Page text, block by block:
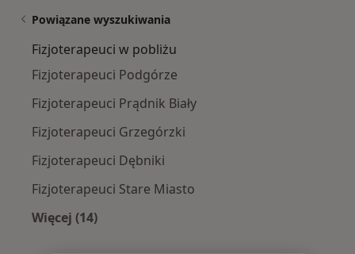
Powiązane wyszukiwania
Fizjoterapeuci w pobliżu
Fizjoterapeuci Podgórze
Fizjoterapeuci Prądnik Biały
Fizjoterapeuci Grzegórzki
Fizjoterapeuci Dębniki
Fizjoterapeuci Stare Miasto
Więcej (14)